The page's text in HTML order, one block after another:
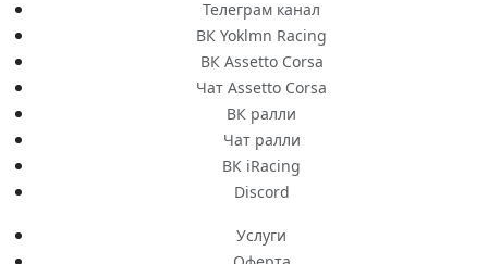
Телеграм канал
ВК Yoklmn Racing
ВК Assetto Corsa
Чат Assetto Corsa
ВК ралли
Чат ралли
ВК iRacing
Discord
Услуги